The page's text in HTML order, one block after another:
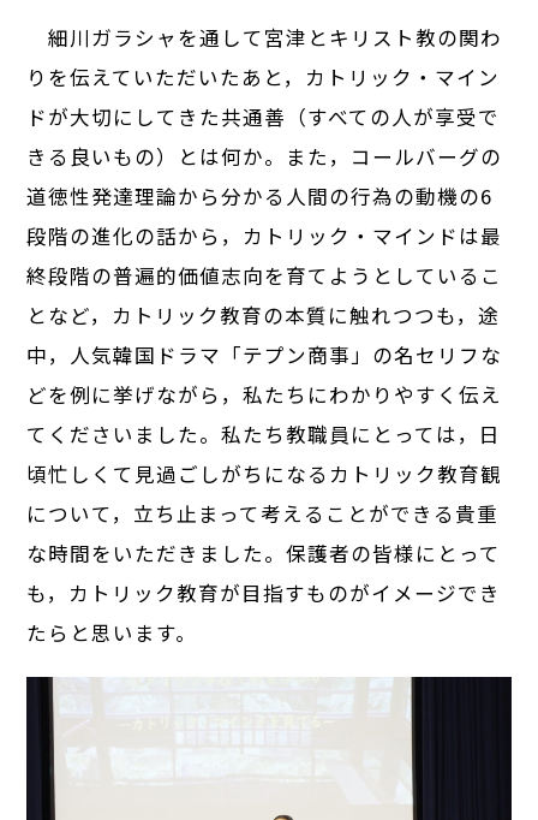
細川ガラシャを通して宮津とキリスト教の関わ
りを伝えていただいたあと，カトリック・マイン
ドが大切にしてきた共通善（すべての人が享受で
きる良いもの）とは何か。また，コールバーグの
道徳性発達理論から分かる人間の行為の動機の6
段階の進化の話から，カトリック・マインドは最
終段階の普遍的価値志向を育てようとしているこ
となど，カトリック教育の本質に触れつつも，途
中，人気韓国ドラマ「テプン商事」の名セリフな
どを例に挙げながら，私たちにわかりやすく伝え
てくださいました。私たち教職員にとっては，日
頃忙しくて見過ごしがちになるカトリック教育観
について，立ち止まって考えることができる貴重
な時間をいただきました。保護者の皆様にとって
も，カトリック教育が目指すものがイメージでき
たらと思います。